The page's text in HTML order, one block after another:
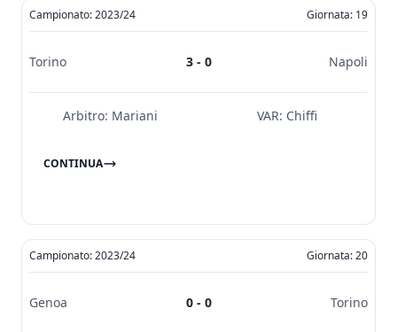
Campionato: 2023/24 Giornata: 19
Torino 3 - 0 Napoli
Arbitro: Mariani VAR: Chiffi
CONTINUA
Campionato: 2023/24 Giornata: 20
Genoa 0 - 0 Torino